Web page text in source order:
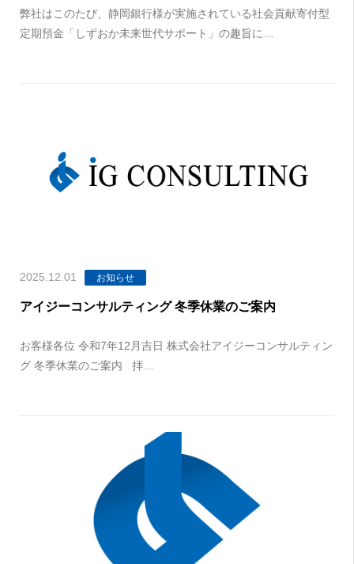
弊社はこのたび、静岡銀行様が実施されている社会貢献寄付型
定期預金「しずおか未来世代サポート」の趣旨に…
2025.12.01 お知らせ
アイジーコンサルティング 冬季休業のご案内
お客様各位 令和7年12月吉日 株式会社アイジーコンサルティン
グ 冬季休業のご案内 拝…